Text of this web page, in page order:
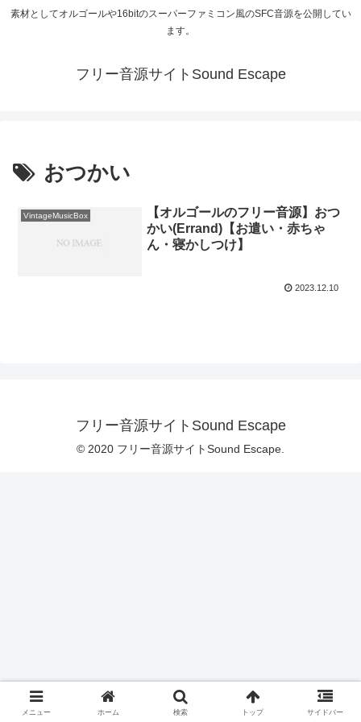
素材としてオルゴールや16bitのスーパーファミコン風のSFC音源を公開してい
ます。
フリー音源サイトSound Escape
おつかい
VintageMusicBox
【オルゴールのフリー音源】おつ
かい(Errand)【お遣い・赤ちゃ
ん・寝かしつけ】
2023.12.10
フリー音源サイトSound Escape
© 2020 フリー音源サイトSound Escape.
メニュー ホーム 検索 トップ サイドバー